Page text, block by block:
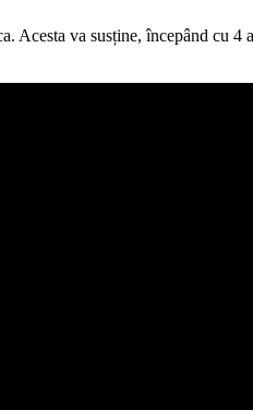
va susține, începând cu 4